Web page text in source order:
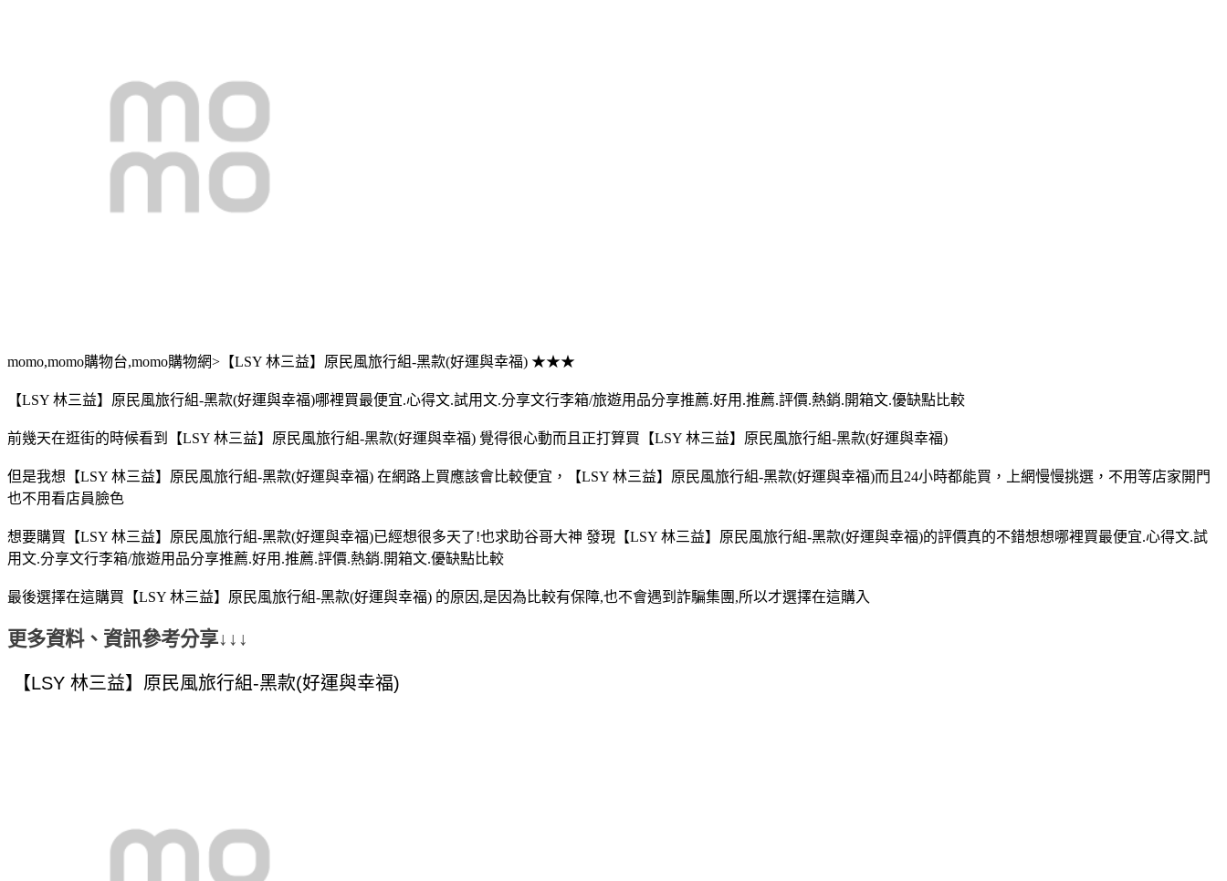
momo,momo購物台,momo購物網>【LSY 林三益】原民風旅行組-黑款(好運與幸福) ★★★
【LSY 林三益】原民風旅行組-黑款(好運與幸福)哪裡買最便宜.心得文.試用文.分享文行李箱/旅遊用品分享推薦.好用.推薦.評價.熱銷.開箱文.優缺點比較
前幾天在逛街的時候看到【LSY 林三益】原民風旅行組-黑款(好運與幸福) 覺得很心動而且正打算買【LSY 林三益】原民風旅行組-黑款(好運與幸福)
但是我想【LSY 林三益】原民風旅行組-黑款(好運與幸福) 在網路上買應該會比較便宜，【LSY 林三益】原民風旅行組-黑款(好運與幸福)而且24小時都能買，上網慢慢挑選，不用等店家開門
也不用看店員臉色
想要購買【LSY 林三益】原民風旅行組-黑款(好運與幸福)已經想很多天了!也求助谷哥大神 發現【LSY 林三益】原民風旅行組-黑款(好運與幸福)的評價真的不錯想想哪裡買最便宜.心得文.試
用文.分享文行李箱/旅遊用品分享推薦.好用.推薦.評價.熱銷.開箱文.優缺點比較
最後選擇在這購買【LSY 林三益】原民風旅行組-黑款(好運與幸福) 的原因,是因為比較有保障,也不會遇到詐騙集團,所以才選擇在這購入
更多資料、資訊參考分享↓↓↓